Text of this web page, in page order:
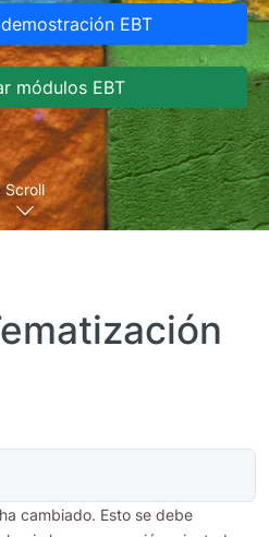
EBT
módulos EBT
Scroll
cambiado. Esto se debe